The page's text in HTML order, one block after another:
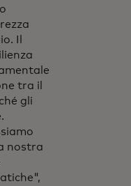
Il
tra il
gli
nostra